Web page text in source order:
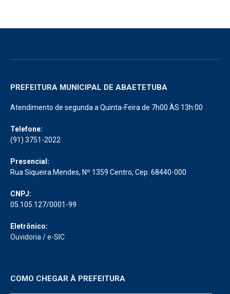
PREFEITURA MUNICIPAL DE ABAETETUBA
Atendimento de segunda a Quinta-Feira de 7h00 ÀS 13h:00
Telefone:
(91) 3751-2022
Presencial:
Rua Siqueira Mendes, Nº 1359 Centro, Cep: 68440-000
CNPJ:
05.105.127/0001-99
Eletrônico:
Ouvidoria /e-SIC
COMO CHEGAR À PREFEITURA